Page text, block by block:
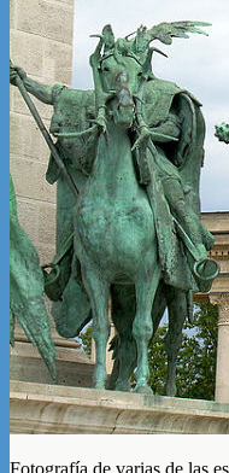
Fotografía de varias de las